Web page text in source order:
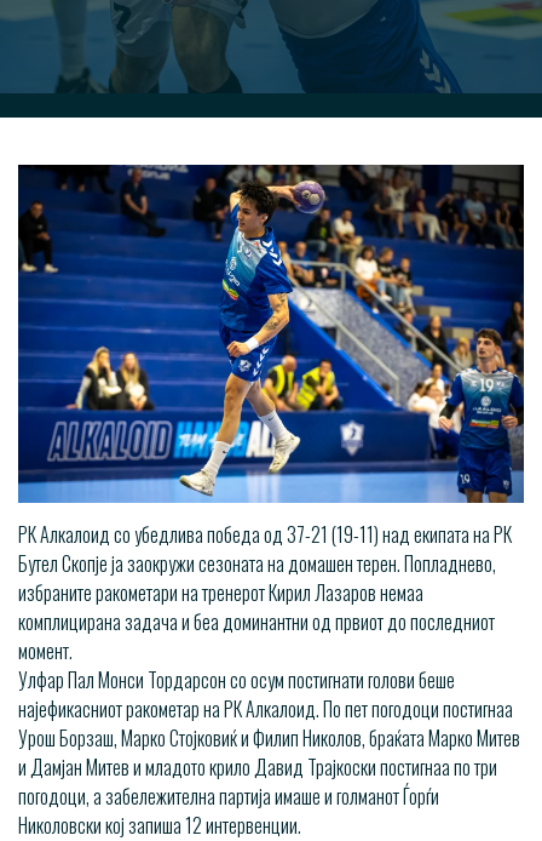
РК Алкалоид со убедлива победа од 37-21 (19-11) над екипата на РК
Бутел Скопје ја заокружи сезоната на домашен терен. Попладнево,
избраните ракометари на тренерот Кирил Лазаров немаа
комплицирана задача и беа доминантни од првиот до последниот
момент.
Улфар Пал Монси Тордарсон со осум постигнати голови беше
најефикасниот ракометар на РК Алкалоид. По пет погодоци постигнаа
Урош Борзаш, Марко Стојковиќ и Филип Николов, браќата Марко Митев
и Дамјан Митев и младото крило Давид Трајкоски постигнаа по три
погодоци, а забележителна партија имаше и голманот Ѓорѓи
Николовски кој запиша 12 интервенции.